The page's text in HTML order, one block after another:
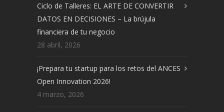
Ciclo de Talleres: EL ARTE DE CONVERTIR
DATOS EN DECISIONES – La brújula
financiera de tu negocio
28 abril, 2026
¡Prepara tu startup para los retos del ANCES
Open Innovation 2026!
4 marzo, 2026